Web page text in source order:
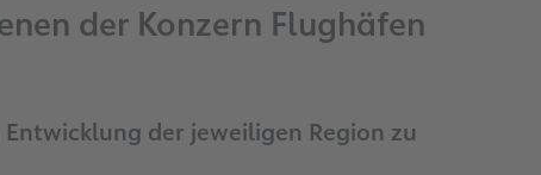
der Konzern Flughäfen
der jeweiligen Region zu